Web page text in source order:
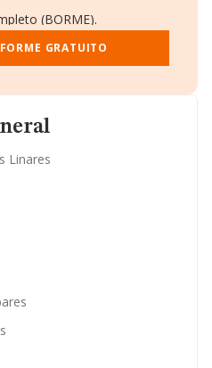
Linares
(BORME).
y Empleados.
y Administradores.
complementaria.
GRATUITO